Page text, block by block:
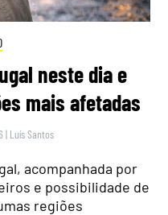
neste dia e
mais afetadas
| Luís Santos
acompanhada por
e possibilidade de
regiões